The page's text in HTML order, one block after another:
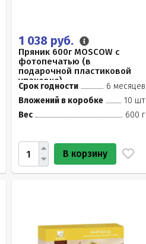
1 038 руб.
Пряник 600г MOSCOW с
фотопечатью (в
подарочной пластиковой
упаковке)
Срок годности
6 месяцев
Вложений в коробке
10 шт
Вес
600 г
В корзину